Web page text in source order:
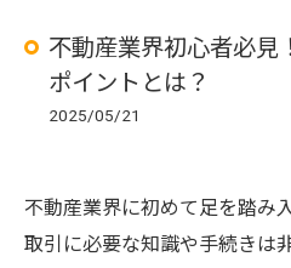
不動産業界初心者必見
ポイントとは？
2025/05/21
不動産業界に初めて足を踏み
取引に必要な知識や手続きは